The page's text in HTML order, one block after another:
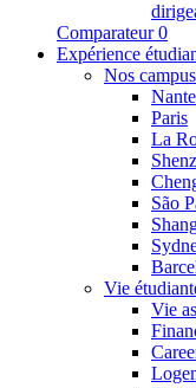
Comparateur 0
Expérience
Nos
Paris
La
São
Vie
Vie